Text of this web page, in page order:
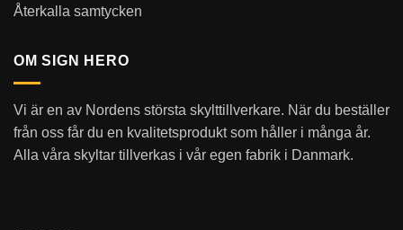
Återkalla samtycken
OM SIGN HERO
Vi är en av Nordens största skylttillverkare. När du beställer
från oss får du en kvalitetsprodukt som håller i många år.
Alla våra skyltar tillverkas i vår egen fabrik i Danmark.